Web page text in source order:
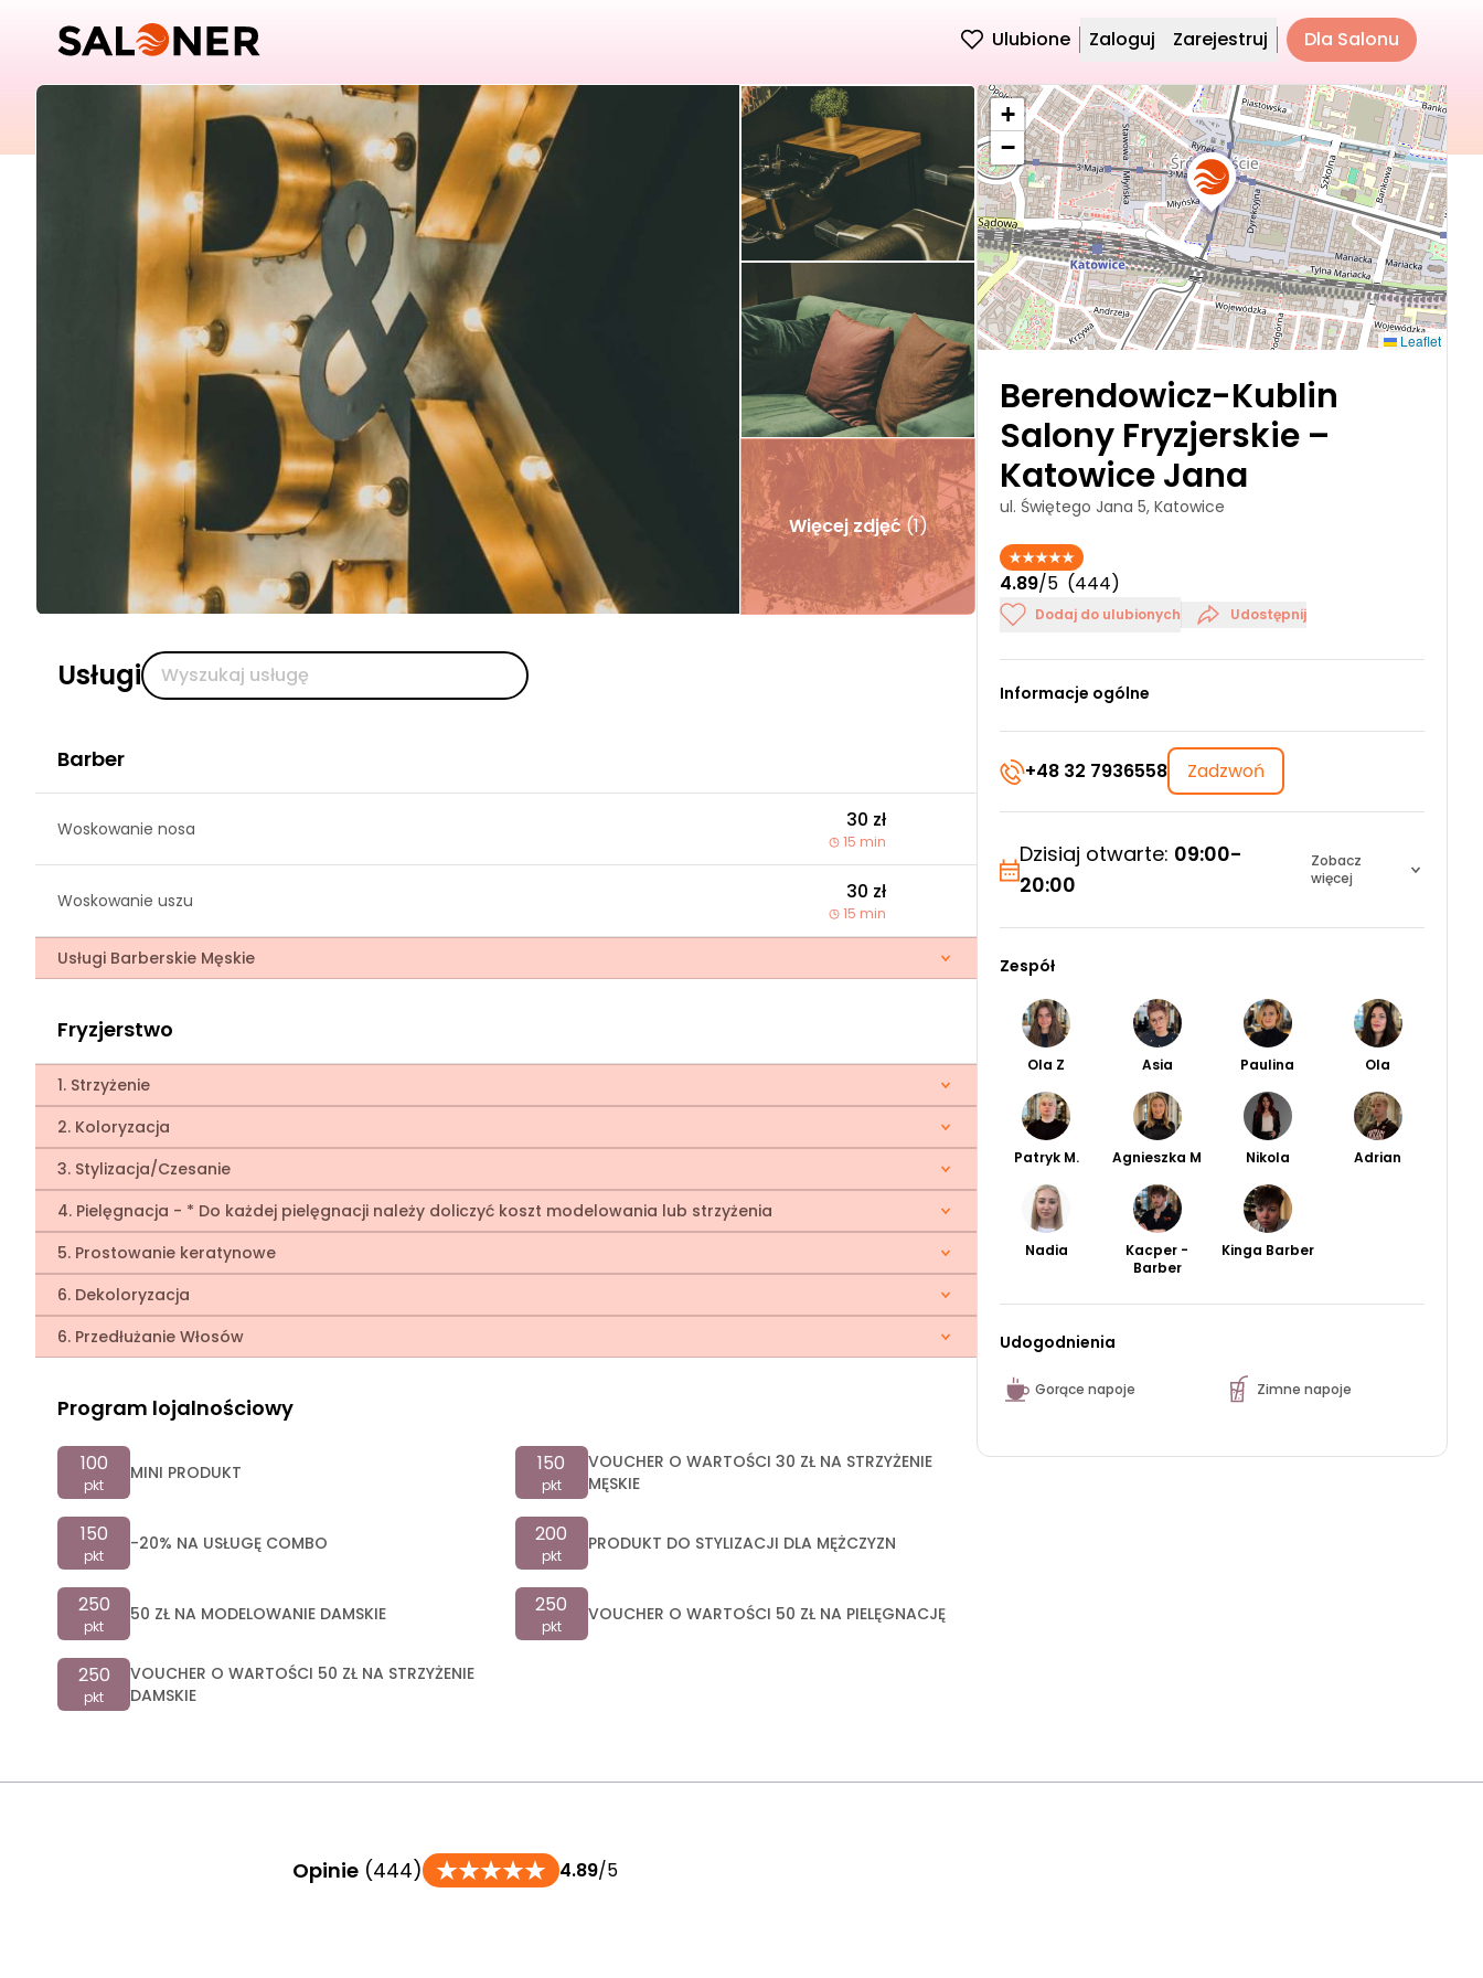
Ulubione Zaloguj Zarejestruj Dla Salonu
Więcej zdjęć(1)
Usługi
Barber
Woskowanie nosa 30 zł
15 min
Woskowanie uszu 30 zł
15 min
Usługi Barberskie Męskie
Fryzjerstwo
1. Strzyżenie
2. Koloryzacja
3. Stylizacja/Czesanie
4. Pielęgnacja - * Do każdej pielęgnacji należy doliczyć koszt modelowania lub strzyżenia
5. Prostowanie keratynowe
6. Dekoloryzacja
6. Przedłużanie Włosów
Program lojalnościowy
100
pkt
MINI PRODUKT 150
pkt
VOUCHER O WARTOŚCI 30 ZŁ NA STRZYŻENIE
MĘSKIE
150
pkt
-20% NA USŁUGĘ COMBO 200
pkt
PRODUKT DO STYLIZACJI DLA MĘŻCZYZN
250
pkt
50 ZŁ NA MODELOWANIE DAMSKIE 250
pkt
VOUCHER O WARTOŚCI 50 ZŁ NA PIELĘGNACJĘ
250
pkt
VOUCHER O WARTOŚCI 50 ZŁ NA STRZYŻENIE
DAMSKIE
+
−
Leaflet
Berendowicz-Kublin
Salony Fryzjerskie –
Katowice Jana
ul. Świętego Jana 5, Katowice
4.89/5 (444)
Dodaj do ulubionych Udostępnij
Informacje ogólne
+48 32 7936558 Zadzwoń
Dzisiaj otwarte: 09:00-
20:00
Zobacz
więcej
Zespół
Ola Z Asia Paulina Ola
Patryk M. Agnieszka M Nikola Adrian
Nadia
Kacper -
Barber
Kinga Barber
Udogodnienia
Gorące napoje Zimne napoje
Opinie (444) 4.89/5